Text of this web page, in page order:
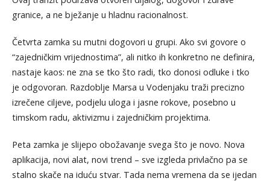
granice, a ne bježanje u hladnu racionalnost.
Četvrta zamka su mutni dogovori u grupi. Ako svi govore o
“zajedničkim vrijednostima”, ali nitko ih konkretno ne definira,
nastaje kaos: ne zna se tko što radi, tko donosi odluke i tko
je odgovoran. Razdoblje Marsa u Vodenjaku traži precizno
izrečene ciljeve, podjelu uloga i jasne rokove, posebno u
timskom radu, aktivizmu i zajedničkim projektima.
Peta zamka je slijepo obožavanje svega što je novo. Nova
aplikacija, novi alat, novi trend – sve izgleda privlačno pa se
stalno skače na iduću stvar. Tada nema vremena da se ijedan